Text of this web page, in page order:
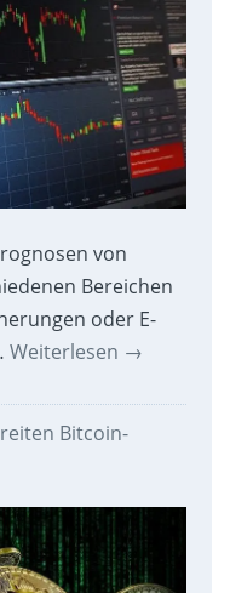
von
Bereichen
oder E-
Weiterlesen →
Bitcoin-